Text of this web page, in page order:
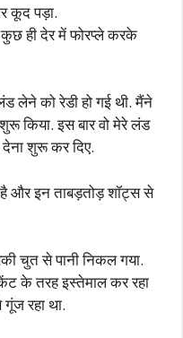
कूद पड़ा.
ही देर में फोरप्ले करके
लेने को रेडी हो गई थी. मैंने
किया. इस बार वो मेरे लंड
शुरू कर दिए.
और इन ताबड़तोड़ शॉट्स से
चुत से पानी निकल गया.
के तरह इस्तेमाल कर रहा
रहा था.